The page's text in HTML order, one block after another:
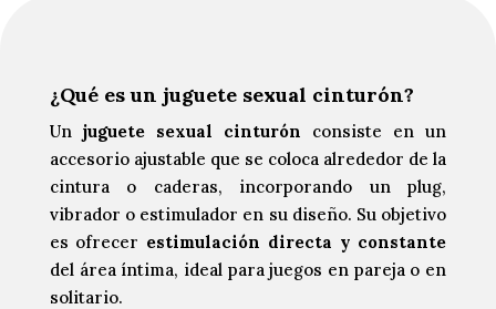
¿Qué es un juguete sexual cinturón?
Un juguete sexual cinturón
consiste en un
accesorio ajustable que se coloca alrededor de la
cintura o caderas, incorporando un plug,
vibrador o estimulador en su diseño. Su objetivo
es ofrecer estimulación directa y constante
del área íntima, ideal para juegos en pareja o en
solitario.